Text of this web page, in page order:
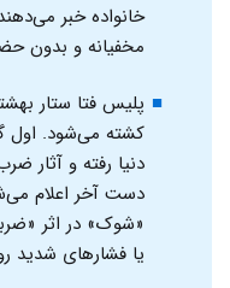
خانواده خبر
مخفیانه و بدون
کشته می‌شود. اول
دنیا رفته و آثار
دست آخر اعلام
«شوک» در اثر
یا فشارهای شدید